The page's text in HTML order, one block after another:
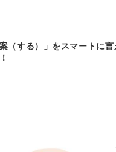
（する）」をスマートに言